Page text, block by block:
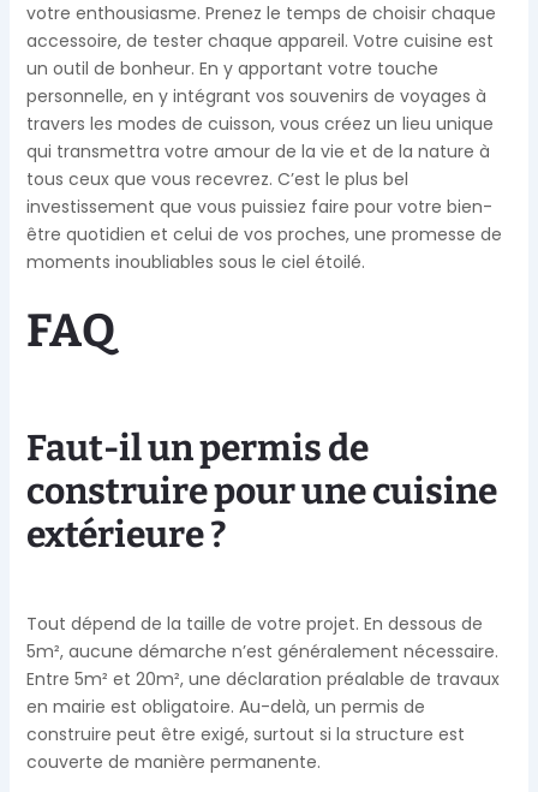
votre enthousiasme. Prenez le temps de choisir chaque
accessoire, de tester chaque appareil. Votre cuisine est
un outil de bonheur. En y apportant votre touche
personnelle, en y intégrant vos souvenirs de voyages à
travers les modes de cuisson, vous créez un lieu unique
qui transmettra votre amour de la vie et de la nature à
tous ceux que vous recevrez. C’est le plus bel
investissement que vous puissiez faire pour votre bien-
être quotidien et celui de vos proches, une promesse de
moments inoubliables sous le ciel étoilé.
FAQ
Faut-il un permis de
construire pour une cuisine
extérieure ?
Tout dépend de la taille de votre projet. En dessous de
5m², aucune démarche n’est généralement nécessaire.
Entre 5m² et 20m², une déclaration préalable de travaux
en mairie est obligatoire. Au-delà, un permis de
construire peut être exigé, surtout si la structure est
couverte de manière permanente.